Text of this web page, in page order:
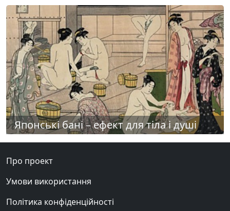
Японські бані – ефект для тіла і душі
Про проект
Умови використання
Політика конфіденційності